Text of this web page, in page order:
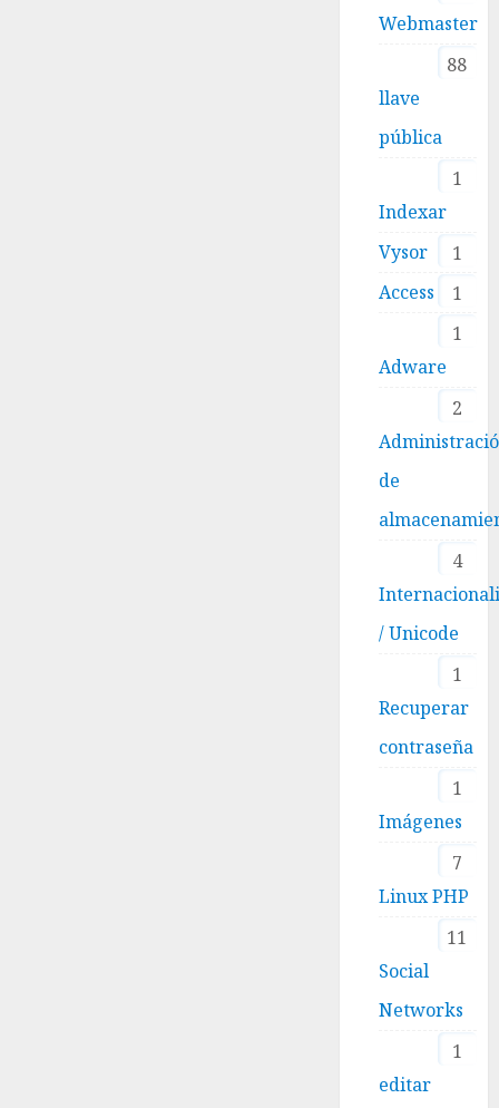
Webmaster
88
llave
pública
1
Indexar
1
Vysor
1
Access
1
Adware
2
de
4
/ Unicode
1
Recuperar
contraseña
1
Imágenes
7
Linux PHP
11
Social
Networks
1
editar